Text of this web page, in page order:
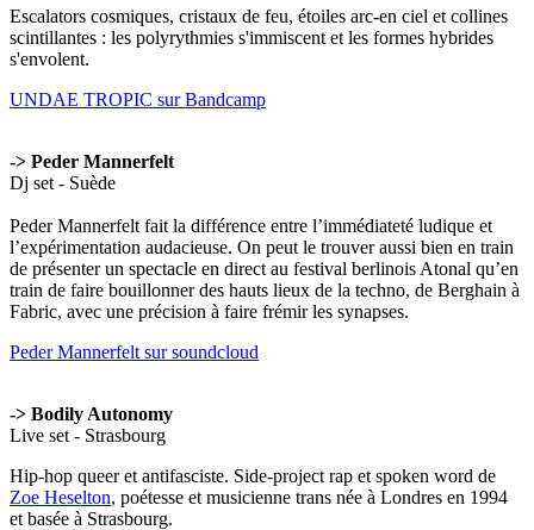
Escalators cosmiques, cristaux de feu, étoiles arc-en ciel et collines
scintillantes : les polyrythmies s'immiscent et les formes hybrides
s'envolent.
UNDAE TROPIC sur Bandcamp
-> Peder Mannerfelt
Dj set - Suède
Peder Mannerfelt fait la différence entre l’immédiateté ludique et
l’expérimentation audacieuse. On peut le trouver aussi bien en train
de présenter un spectacle en direct au festival berlinois Atonal qu’en
train de faire bouillonner des hauts lieux de la techno, de Berghain à
Fabric, avec une précision à faire frémir les synapses.
Peder Mannerfelt sur soundcloud
-> Bodily Autonomy
Live set - Strasbourg
Hip-hop queer et antifasciste. Side-project rap et spoken word de
Zoe Heselton, poétesse et musicienne trans née à Londres en 1994
et basée à Strasbourg.